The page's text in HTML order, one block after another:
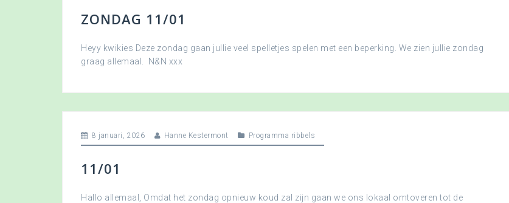
ZONDAG 11/01
Heyy kwikies Deze zondag gaan jullie veel spelletjes spelen met een beperking. We zien jullie zondag
graag allemaal. N&N xxx
8 januari, 2026 Hanne Kestermont Programma ribbels
11/01
Hallo allemaal, Omdat het zondag opnieuw koud zal zijn gaan we ons lokaal omtoveren tot de